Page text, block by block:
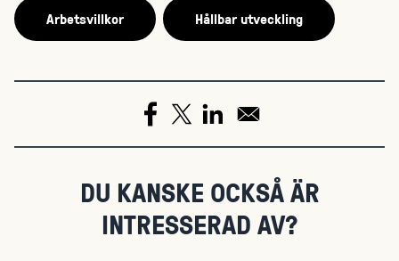
Arbetsvillkor Hållbar utveckling
DU KANSKE OCKSÅ ÄR
INTRESSERAD AV?